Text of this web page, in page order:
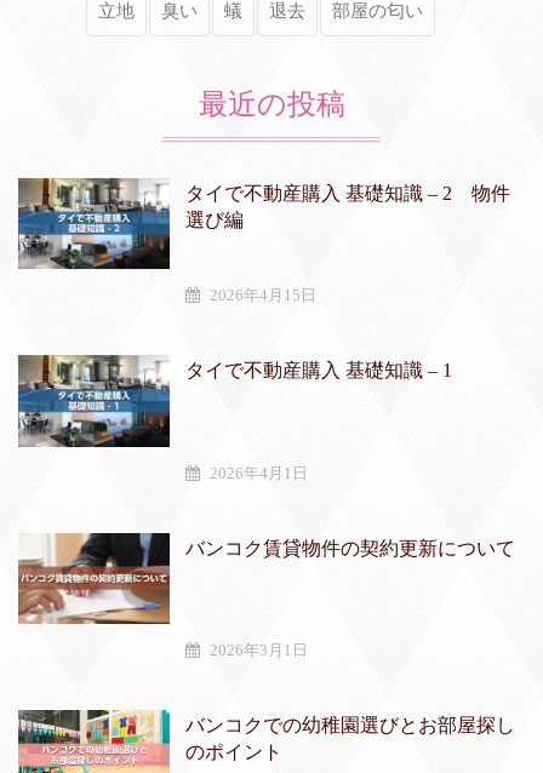
立地 臭い 蟻 退去 部屋の匂い
最近の投稿
タイで不動産購入 基礎知識 – 2 物件
選び編
2026年4月15日
タイで不動産購入 基礎知識 – 1
2026年4月1日
バンコク賃貸物件の契約更新について
2026年3月1日
バンコクでの幼稚園選びとお部屋探し
のポイント